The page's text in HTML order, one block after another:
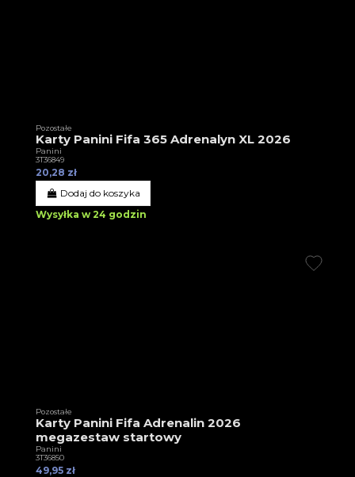
Pozostałe
Karty Panini Fifa 365 Adrenalyn XL 2026
Panini
3T36849
20,28 zł
Dodaj do koszyka
Wysyłka w 24 godzin
Pozostałe
Karty Panini Fifa Adrenalin 2026
megazestaw startowy
Panini
3T36850
49,95 zł